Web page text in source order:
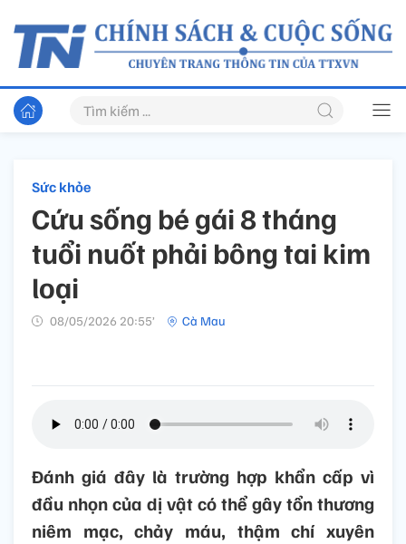
Sức khỏe
Cứu sống bé gái 8 tháng
tuổi nuốt phải bông tai kim
loại
08/05/2026 20:55’ Cà Mau
Đánh giá đây là trường hợp khẩn cấp vì
đầu nhọn của dị vật có thể gây tổn thương
niêm mạc, chảy máu, thậm chí xuyên